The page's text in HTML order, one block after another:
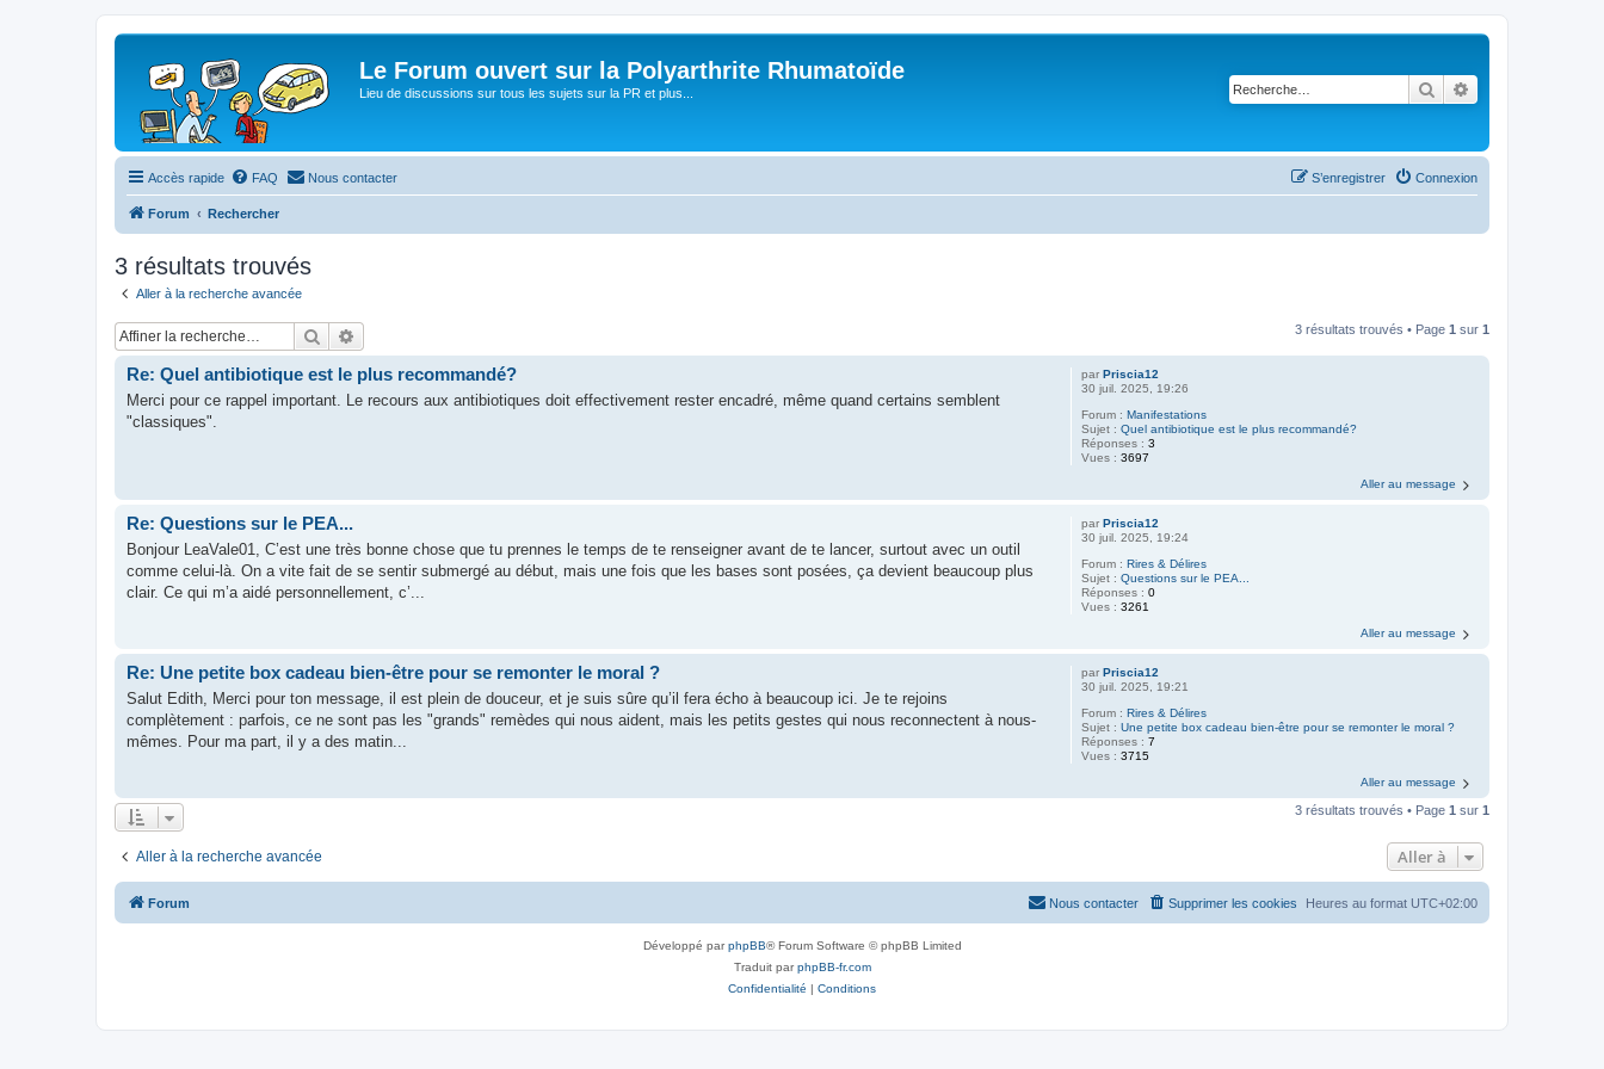
Le Forum ouvert sur la Polyarthrite Rhumatoïde
Lieu de discussions sur tous les sujets sur la PR et plus... Rechercher
Accès rapide FAQ Nous contacter Connexion
S’enregistrer
Forum Rechercher
3 résultats trouvés
Aller à la recherche avancée
Rechercher 3 résultats trouvés • Page 1 sur 1
parPriscia12
30 juil. 2025, 19:26
Forum :Manifestations
Sujet :Quel antibiotique est le plus recommandé?
Réponses :3
Vues :3697
Re: Quel antibiotique est le plus recommandé?
Merci pour ce rappel important. Le recours aux antibiotiques doit effectivement rester encadré, même quand certains semblent
"classiques".
Aller au message
parPriscia12
30 juil. 2025, 19:24
Forum :Rires & Délires
Sujet :Questions sur le PEA...
Réponses :0
Vues :3261
Re: Questions sur le PEA...
Bonjour LeaVale01, C’est une très bonne chose que tu prennes le temps de te renseigner avant de te lancer, surtout avec un outil
comme celui-là. On a vite fait de se sentir submergé au début, mais une fois que les bases sont posées, ça devient beaucoup plus
clair. Ce qui m’a aidé personnellement, c’...
Aller au message
parPriscia12
30 juil. 2025, 19:21
Forum :Rires & Délires
Sujet :Une petite box cadeau bien-être pour se remonter le moral ?
Réponses :7
Vues :3715
Re: Une petite box cadeau bien-être pour se remonter le moral ?
Salut Edith, Merci pour ton message, il est plein de douceur, et je suis sûre qu’il fera écho à beaucoup ici. Je te rejoins
complètement : parfois, ce ne sont pas les "grands" remèdes qui nous aident, mais les petits gestes qui nous reconnectent à nous-
mêmes. Pour ma part, il y a des matin...
Aller au message
3 résultats trouvés • Page 1 sur 1
Aller à la recherche avancée Aller à
Forum Heures au format UTC+02:00
Supprimer les cookies
Nous contacter
Développé parphpBB® Forum Software © phpBB Limited
Traduit parphpBB-fr.com
Confidentialité | Conditions